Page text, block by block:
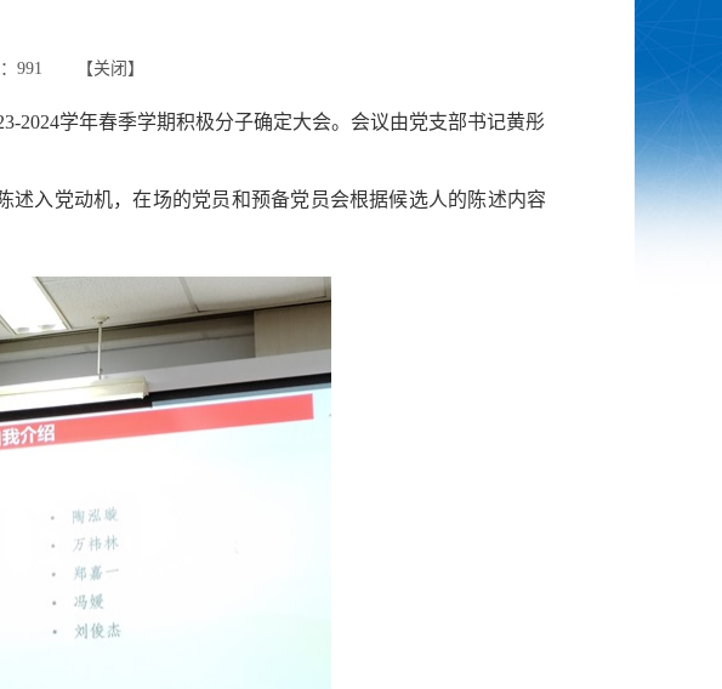
991 【关闭 】
2024学年春季学期积极分子确定大会。会议由党支部书记黄彤
入党动机，在场的党员和预备党员会根据候选人的陈述内容